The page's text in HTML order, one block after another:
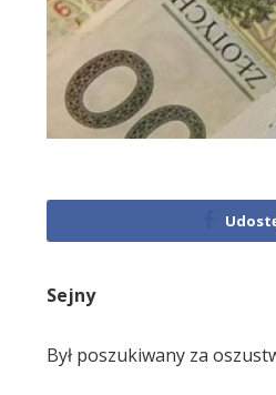
Sejny
Był poszukiwany za